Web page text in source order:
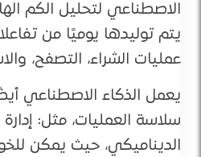
الاصطناعي لتحليل الكم
يتم توليدها يوميًا من
عمليات الشراء، التصفح،
يعمل الذكاء الاصطناعي
سلاسة العمليات، مثل:
الديناميكي، حيث يمكن